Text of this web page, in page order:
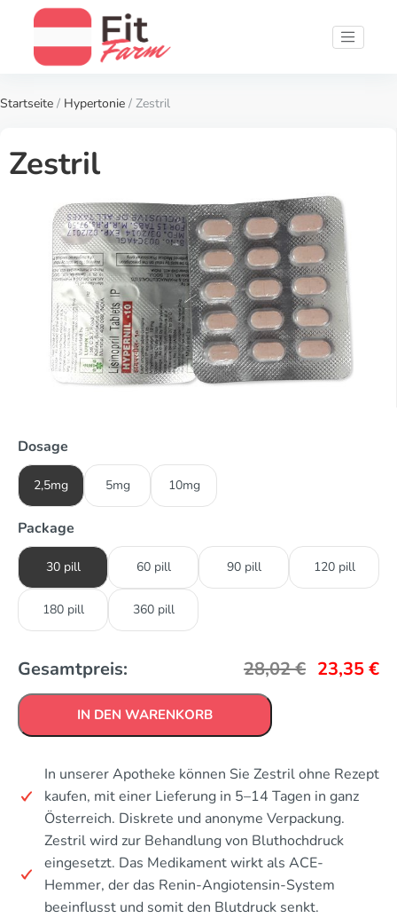
Startseite / Hypertonie / Zestril
Zestril
Dosage
2,5mg 5mg 10mg
Package
30 pill 60 pill 90 pill 120 pill
180 pill 360 pill
Gesamtpreis: 28,02€ 23,35€
IN DEN WARENKORB
In unserer Apotheke können Sie Zestril ohne Rezept
kaufen, mit einer Lieferung in 5–14 Tagen in ganz
Österreich. Diskrete und anonyme Verpackung.
Zestril wird zur Behandlung von Bluthochdruck
eingesetzt. Das Medikament wirkt als ACE-
Hemmer, der das Renin-Angiotensin-System
beeinflusst und somit den Blutdruck senkt.